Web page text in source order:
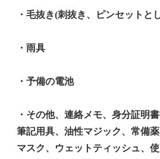
・毛抜き(刺抜き、ピンセットと
・雨具
・予備の電池
・その他、連絡メモ、身分証明
筆記用具、油性マジック、常備薬
マスク、ウェットティッシュ、